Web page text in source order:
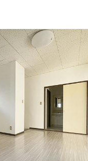
before after 物
室 施工内容 内装・設
ちらはマン…